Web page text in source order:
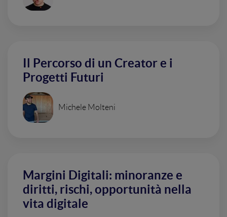
Il Percorso di un Creator e i
Progetti Futuri
Michele Molteni
Margini Digitali: minoranze e
diritti, rischi, opportunità nella
vita digitale